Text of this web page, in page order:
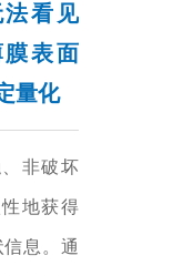
看见
表面
量化
非破坏
地获得
息。通